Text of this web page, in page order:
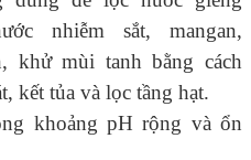
nhiễm sắt, mangan,
khử mùi tanh bằng cách
kết tủa và lọc tầng hạt.
khoảng pH rộng và ổn